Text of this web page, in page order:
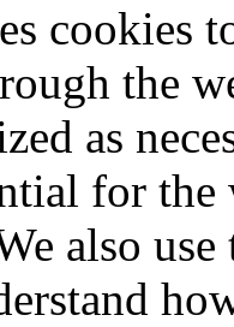
cookies
the
as
for
also